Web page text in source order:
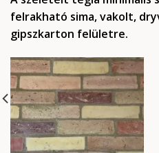
felrakható sima, vakolt,
gipszkarton felületre.